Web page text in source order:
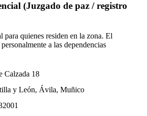
(Juzgado de paz / registro
para quienes residen en la zona. El
a las dependencias
Calzada 18
y León, Ávila, Muñico